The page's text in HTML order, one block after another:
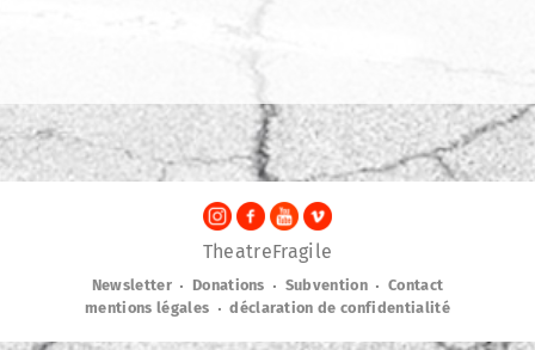
TheatreFragile
Newsletter . Donations . Subvention . Contact
mentions légales . déclaration de confidentialité